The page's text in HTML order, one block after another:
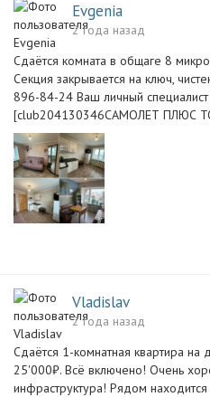
Evgenia
2 года назад
Сдаётся комната в общаге 8
Секция закрывается на ключ,
896-84-24 Ваш личный
[club204130346САМОЛЕТ ПЛЮС
Vladislav
2 года назад
Сдаётся 1-комнатная квартира на
25'000₽. Всё включено! Очень
инфраструктура! Рядом